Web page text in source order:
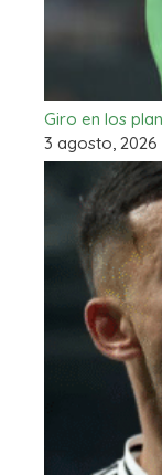
Giro en los
3 agosto, 2026